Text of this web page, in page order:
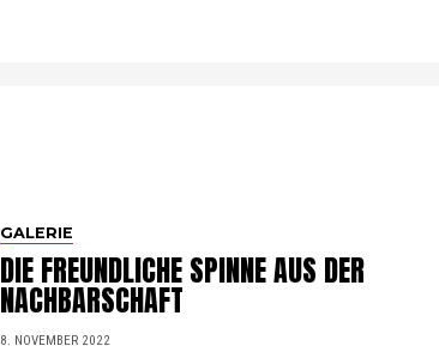
GALERIE
DIE FREUNDLICHE SPINNE AUS DER
NACHBARSCHAFT
8. NOVEMBER 2022